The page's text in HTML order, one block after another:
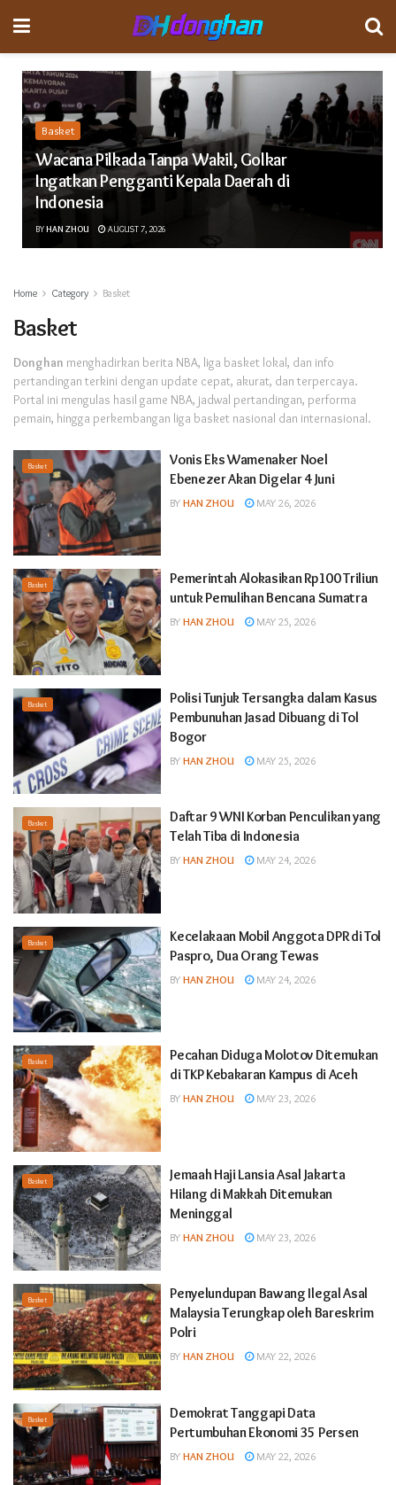
Basket
Wacana Pilkada Tanpa Wakil, Golkar
Ingatkan Pengganti Kepala Daerah di
Indonesia
BYHAN ZHOU AUGUST 7, 2026
Home Category Basket
Basket
Donghan menghadirkan berita NBA, liga basket lokal, dan info
pertandingan terkini dengan update cepat, akurat, dan terpercaya.
Portal ini mengulas hasil game NBA, jadwal pertandingan, performa
pemain, hingga perkembangan liga basket nasional dan internasional.
Basket
Vonis Eks Wamenaker Noel
Ebenezer Akan Digelar 4 Juni
BY HAN ZHOU MAY 26, 2026
Basket
Pemerintah Alokasikan Rp100 Triliun
untuk Pemulihan Bencana Sumatra
BY HAN ZHOU MAY 25, 2026
Basket
Polisi Tunjuk Tersangka dalam Kasus
Pembunuhan Jasad Dibuang di Tol
Bogor
BY HAN ZHOU MAY 25, 2026
Basket
Daftar 9 WNI Korban Penculikan yang
Telah Tiba di Indonesia
BY HAN ZHOU MAY 24, 2026
Basket
Kecelakaan Mobil Anggota DPR di Tol
Paspro, Dua Orang Tewas
BY HAN ZHOU MAY 24, 2026
Basket
Pecahan Diduga Molotov Ditemukan
di TKP Kebakaran Kampus di Aceh
BY HAN ZHOU MAY 23, 2026
Basket
Jemaah Haji Lansia Asal Jakarta
Hilang di Makkah Ditemukan
Meninggal
BY HAN ZHOU MAY 23, 2026
Basket
Penyelundupan Bawang Ilegal Asal
Malaysia Terungkap oleh Bareskrim
Polri
BY HAN ZHOU MAY 22, 2026
Basket
Demokrat Tanggapi Data
Pertumbuhan Ekonomi 35 Persen
BY HAN ZHOU MAY 22, 2026